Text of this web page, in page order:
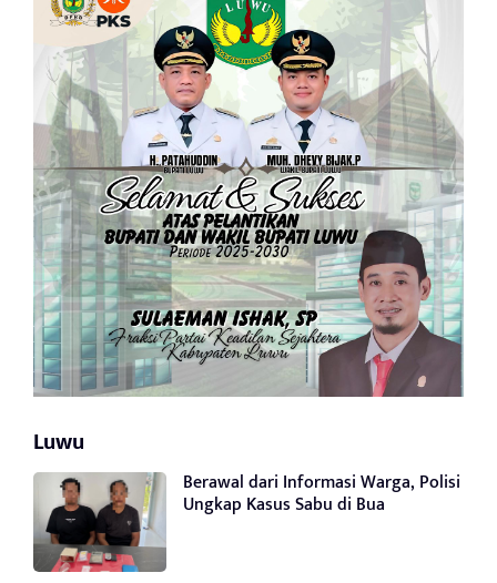
Luwu
Berawal dari Informasi Warga, Polisi
Ungkap Kasus Sabu di Bua